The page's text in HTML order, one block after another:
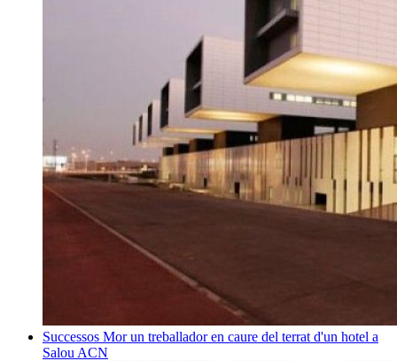
Successos Mor un treballador en caure del terrat d'un hotel a
Salou ACN